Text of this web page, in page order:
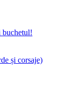
buchetul!
și corsaje)